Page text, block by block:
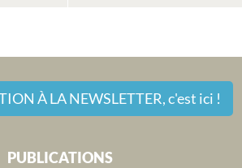
À LA NEWSLETTER,c'est ici !
PUBLICATIONS